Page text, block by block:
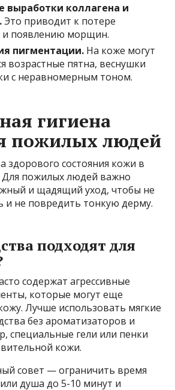
выработки коллагена и
Это приводит к потере
и появлению морщин.
пигментации. На коже могут
возрастные пятна, веснушки
с неравномерным тоном.
гигиена
пожилых людей
здорового состояния кожи в
Для пожилых людей важно
и щадящий уход, чтобы не
и не повредить тонкую дерму.
подходят для
содержат агрессивные
которые могут еще
Лучше использовать мягкие
без ароматизаторов и
специальные гели или пенки
кожи.
совет — ограничить время
душа до 5-10 минут и